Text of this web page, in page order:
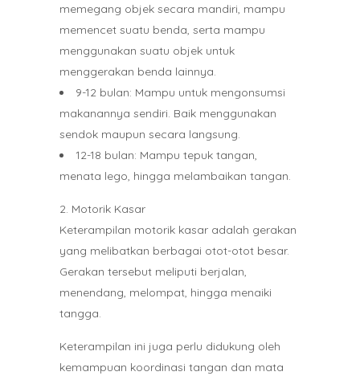
memegang objek secara mandiri, mampu
memencet suatu benda, serta mampu
menggunakan suatu objek untuk
menggerakan benda lainnya.
9-12 bulan: Mampu untuk mengonsumsi
makanannya sendiri. Baik menggunakan
sendok maupun secara langsung.
12-18 bulan: Mampu tepuk tangan,
menata lego, hingga melambaikan tangan.
Motorik Kasar
Keterampilan motorik kasar adalah gerakan
yang melibatkan berbagai otot-otot besar.
Gerakan tersebut meliputi berjalan,
menendang, melompat, hingga menaiki
tangga.
Keterampilan ini juga perlu didukung oleh
kemampuan koordinasi tangan dan mata